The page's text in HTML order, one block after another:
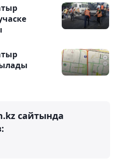
сайтында